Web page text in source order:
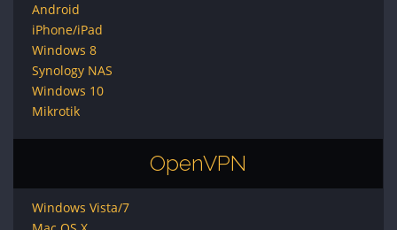
Android
iPhone/iPad
Windows 8
Synology NAS
Windows 10
Mikrotik
OpenVPN
Windows Vista/7